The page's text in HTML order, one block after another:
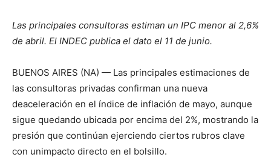
Las principales consultoras estiman un IPC menor al 2,6%
de abril. El INDEC publica el dato el 11 de junio.
BUENOS AIRES (NA) — Las principales estimaciones de
las consultoras privadas confirman una nueva
deaceleración en el índice de inflación de mayo, aunque
sigue quedando ubicada por encima del 2%, mostrando la
presión que continúan ejerciendo ciertos rubros clave
con unimpacto directo en el bolsillo.